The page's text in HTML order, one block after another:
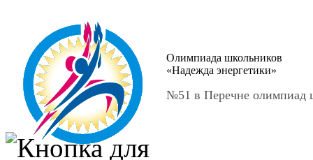
Олимпиада школьников
«Надежда энергетики»
№51 в Перечне олимпиад